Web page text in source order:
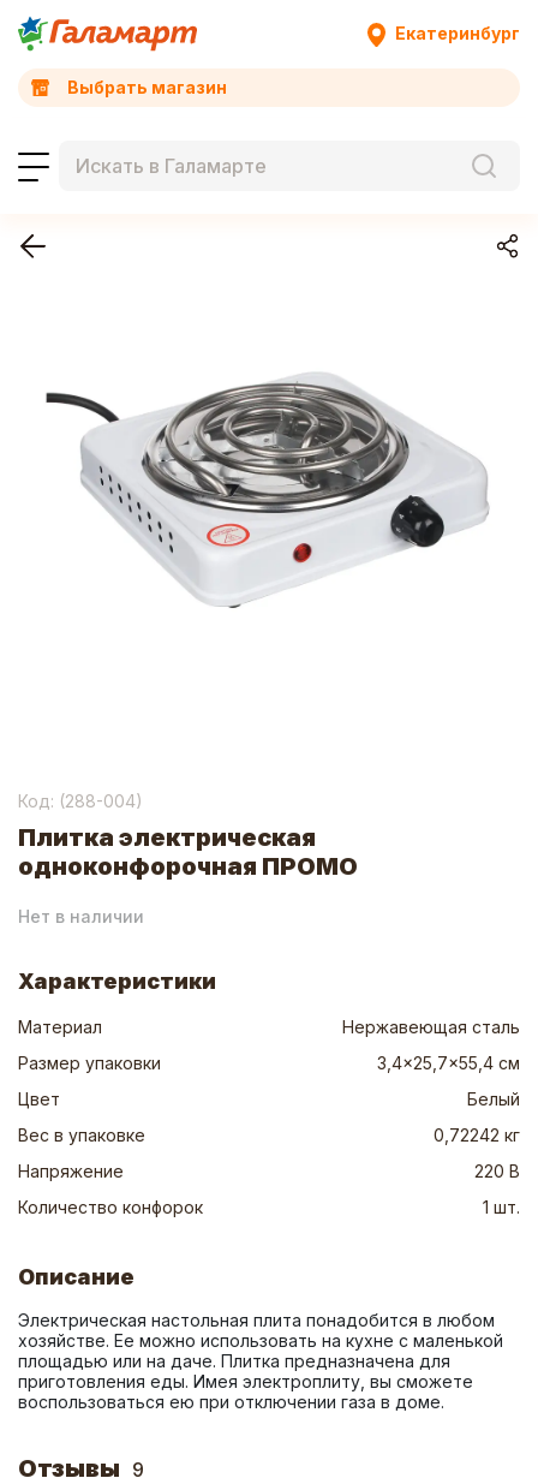
Екатеринбург
Выбрать магазин
Код: (288-004)
Плитка электрическая
одноконфорочная ПРОМО
Нет в наличии
Характеристики
Материал
Нержавеющая сталь
Размер упаковки
3,4x25,7x55,4 см
Цвет
Белый
Вес в упаковке
0,72242 кг
Напряжение
220 В
Количество конфорок
1 шт.
Описание
Электрическая настольная плита понадобится в любом
хозяйстве. Ее можно использовать на кухне с маленькой
площадью или на даче. Плитка предназначена для
приготовления еды. Имея электроплиту, вы сможете
воспользоваться ею при отключении газа в доме.
Отзывы 9